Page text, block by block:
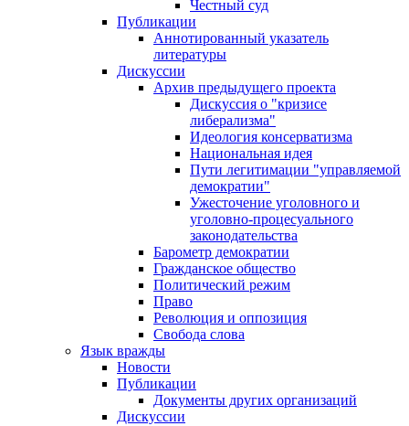
Честный суд
Публикации
Аннотированный указатель
литературы
Дискуссии
Архив предыдущего проекта
Дискуссия о "кризисе
либерализма"
Идеология консерватизма
Национальная идея
Пути легитимации "управляемой
демократии"
Ужесточение уголовного и
уголовно-процесуального
законодательства
Барометр демократии
Гражданское общество
Политический режим
Право
Революция и оппозиция
Свобода слова
Язык вражды
Новости
Публикации
Документы других организаций
Дискуссии